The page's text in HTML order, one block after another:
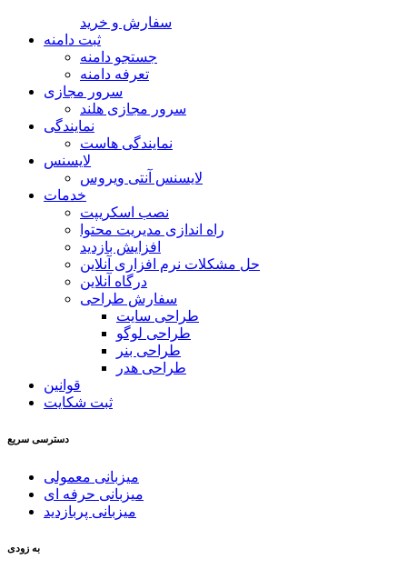
سفارش و خرید
ثبت دامنه
جستجو دامنه
تعرفه دامنه
سرور مجازی
سرور مجازی هلند
نمایندگی
نمایندگی هاست
لایسنس
لایسنس آنتی ویروس
خدمات
نصب اسکریپت
راه اندازی مدیریت محتوا
افزایش بازدید
حل مشکلات نرم افزاری آنلاین
درگاه آنلاین
سفارش طراحی
طراحی سایت
طراحی لوگو
طراحی بنر
طراحی هدر
قوانین
ثبت شکایت
دسترسی سریع
میزبانی معمولی
میزبانی حرفه ای
میزبانی پربازدید
به زودی